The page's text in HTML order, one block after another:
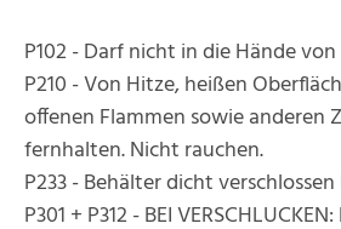
P102 - Darf nicht in die Hände
P210 - Von Hitze, heißen
offenen Flammen sowie anderen
fernhalten. Nicht rauchen.
P233 - Behälter dicht
P301 + P312 - BEI